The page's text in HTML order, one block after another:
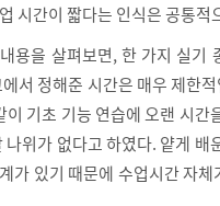
시간이 짧다는 인식은 공통적
용을 살펴보면, 한 가지 실기
서 정해준 시간은 매우 제한
이 기초 기능 연습에 오랜 시간
나위가 없다고 하였다. 얕게 배
가 있기 때문에 수업시간 자체